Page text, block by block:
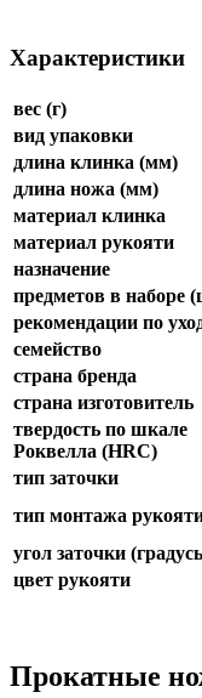
Характеристики
вес (г)
вид упаковки
длина клинка (мм)
длина ножа (мм)
материал клинка
материал рукояти
назначение
предметов в наборе
рекомендации по
семейство
страна бренда
страна изготовитель
твердость по шкале
Роквелла (HRC)
тип заточки
тип монтажа
угол заточки
цвет рукояти
Прокатные